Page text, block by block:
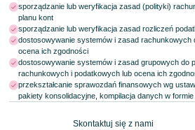
sporządzanie lub weryfikacja zasad (polityki)
planu kont
sporządzanie lub weryfikacja zasad rozliczeń
dostosowywanie systemów i zasad rachunkowych
ocena ich zgodności
dostosowywanie systemów i zasad grupowych do
rachunkowych i podatkowych lub ocena ich
przekształcanie sprawozdań finansowych wg
pakiety konsolidacyjne, kompilacja danych w
Skontaktuj się z nami